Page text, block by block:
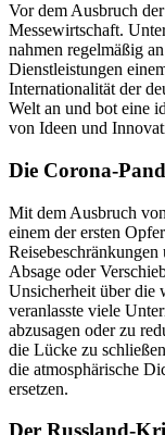
Vor dem Ausbruch
Messewirtschaft.
nahmen regelmäßig
Dienstleistungen
Internationalität der
Welt an und bot eine
von Ideen und
Die Corona-
Mit dem Ausbruch
einem der ersten
Absage oder
Unsicherheit über die
veranlasste viele
abzusagen oder zu
die Lücke zu
die atmosphärische
ersetzen.
Der Russland-